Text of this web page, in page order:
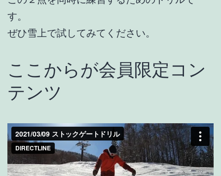
す。
ぜひ雪上で試してみてください。
ここからが会員限定コン
テンツ